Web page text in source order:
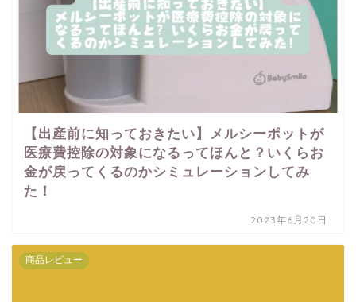
【出産前に知っておきたい】メルシーポットが
医療費控除の対象になるってほんと？いくらお
金が戻ってくるのかシミュレーションしてみ
た！
2023年6月20日
商品レビュー